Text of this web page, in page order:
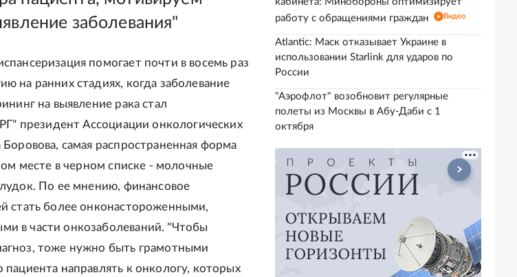
заболевания"
помогает почти в восемь раз
на ранних стадиях, когда заболевание
на выявление рака стал
президент Ассоциации онкологических
самая распространенная форма
месте в черном списке - молочные
По ее мнению, финансовое
стать более онконастороженными,
в части онкозаболеваний. "Чтобы
тоже нужно быть грамотными
направлять к онкологу, которых
работу с обращениями граждан
Видео
Atlantic: Маск отказывает Украине в
использовании Starlink для ударов по
России
"Аэрофлот" возобновит регулярные
полеты из Москвы в Абу-Даби с 1
октября